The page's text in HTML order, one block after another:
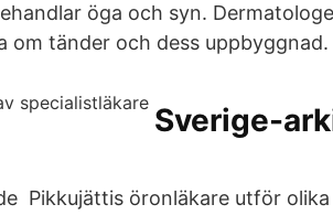
öga och syn.
om tänder och dess uppbyggnad.
Sverige-
Pikkujättis öronläkare utför